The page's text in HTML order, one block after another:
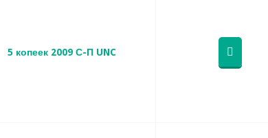
5 копеек 2009 С-П UNC